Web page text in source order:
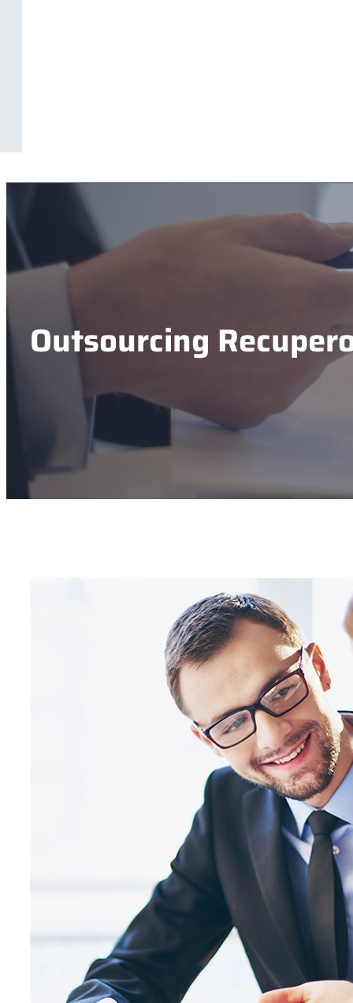
Outsourcing